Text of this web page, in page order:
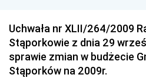
Dziennik Urzędowy
Chemicznego i Lekkiego
Dziennik Urzędowy
Gospodarki Żywnościowej
Uchwała nr XLII/264/2009
Stąporkowie z dnia 29
sprawie zmian w budżecie
Stąporków na 2009r.